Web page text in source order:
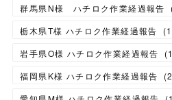
群馬県N様 ハチロク作業経過報告
栃木県T様 ハチロク作業経過報告
(
岩手県O様 ハチロク作業経過報告
(
福岡県K様 ハチロク作業経過報告
(2